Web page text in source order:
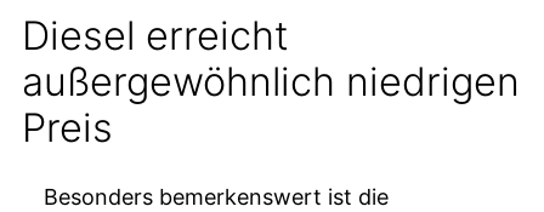
Diesel erreicht
außergewöhnlich niedrigen
Preis
Besonders bemerkenswert ist die